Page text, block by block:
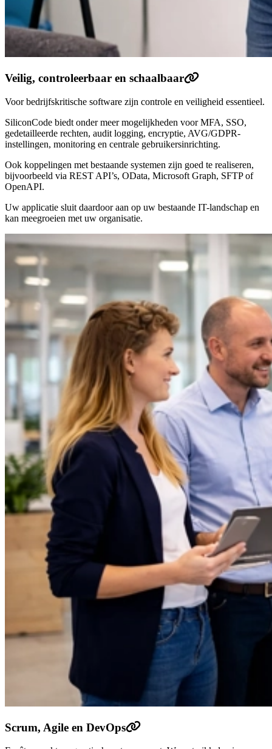
Veilig, controleerbaar en schaalbaar
Voor bedrijfskritische software zijn controle en veiligheid essentieel.
SiliconCode biedt onder meer mogelijkheden voor MFA, SSO,
gedetailleerde rechten, audit logging, encryptie, AVG/GDPR-
instellingen, monitoring en centrale gebruikersinrichting.
Ook koppelingen met bestaande systemen zijn goed te realiseren,
bijvoorbeeld via REST API’s, OData, Microsoft Graph, SFTP of
OpenAPI.
Uw applicatie sluit daardoor aan op uw bestaande IT-landschap en
kan meegroeien met uw organisatie.
Scrum, Agile en DevOps